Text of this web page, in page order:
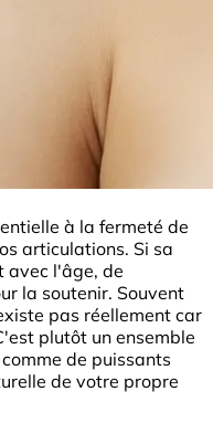
à la fermeté de
articulations. Si sa
avec l'âge, de
la soutenir. Souvent
pas réellement car
plutôt un ensemble
de puissants
de votre propre